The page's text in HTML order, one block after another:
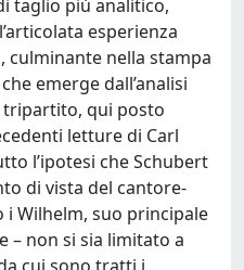
taglio più analitico,
esperienza
culminante nella stampa
emerge dall’analisi
tripartito, qui posto
letture di Carl
l’ipotesi che Schubert
di vista del cantore-
i Wilhelm, suo principale
– non si sia limitato a